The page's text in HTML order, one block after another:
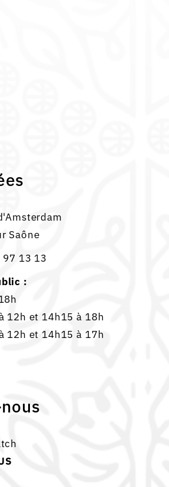
Saône
13 13
:
12h et 14h15 à 18h
12h et 14h15 à 17h